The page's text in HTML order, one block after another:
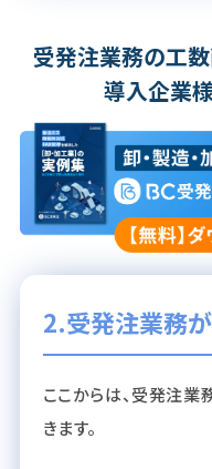
受発注業務の工
導入企業
2.受発注業務
ここからは、受発注
きます。